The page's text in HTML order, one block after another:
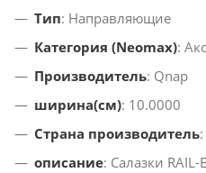
Тип: Направляющие
Категория (Neomax):
Производитель: Qnap
ширина(см): 10.0000
Страна производитель
описание: Салазки